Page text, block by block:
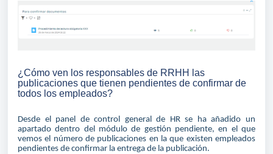
¿Cómo ven los responsables de RRHH las
publicaciones que tienen pendientes de confirmar de
todos los empleados?
Desde el panel de control general de HR se ha añadido un
apartado dentro del módulo de gestión pendiente, en el que
vemos el número de publicaciones en la que existen empleados
pendientes de confirmar la entrega de la publicación.